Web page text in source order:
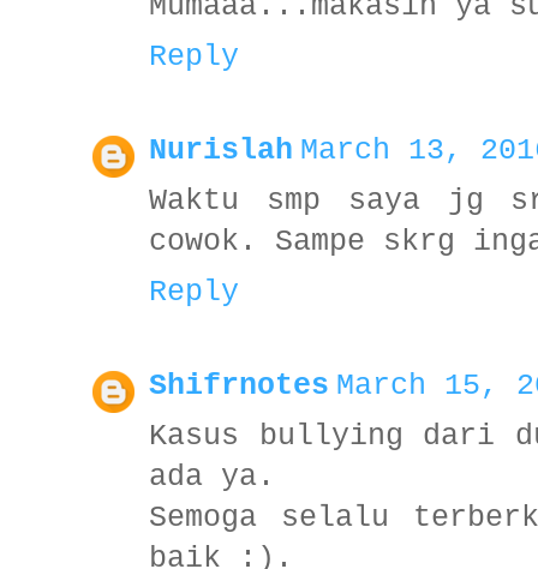
Mumaaa...makasih ya
Reply
Nurislah March 13,
Waktu smp saya jg
cowok. Sampe skrg
Reply
Shifrnotes March 15,
Kasus bullying dari
ada ya.
Semoga selalu
baik :).